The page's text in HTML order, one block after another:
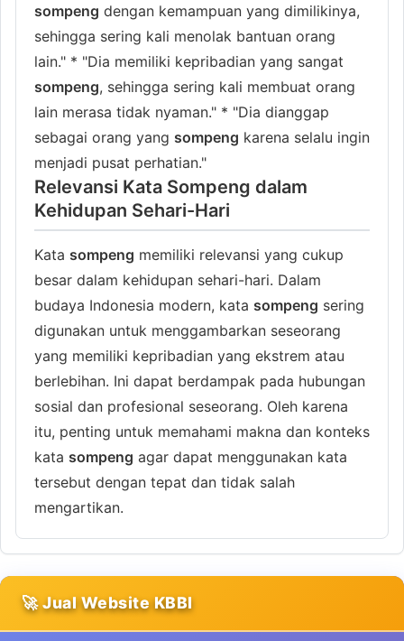
sompeng dengan kemampuan yang dimilikinya,
sehingga sering kali menolak bantuan orang
lain." * "Dia memiliki kepribadian yang sangat
sompeng, sehingga sering kali membuat orang
lain merasa tidak nyaman." * "Dia dianggap
sebagai orang yang sompeng karena selalu ingin
menjadi pusat perhatian."
Relevansi Kata Sompeng dalam
Kehidupan Sehari-Hari
Kata sompeng memiliki relevansi yang cukup
besar dalam kehidupan sehari-hari. Dalam
budaya Indonesia modern, kata sompeng sering
digunakan untuk menggambarkan seseorang
yang memiliki kepribadian yang ekstrem atau
berlebihan. Ini dapat berdampak pada hubungan
sosial dan profesional seseorang. Oleh karena
itu, penting untuk memahami makna dan konteks
kata sompeng agar dapat menggunakan kata
tersebut dengan tepat dan tidak salah
mengartikan.
🚀 Jual Website KBBI